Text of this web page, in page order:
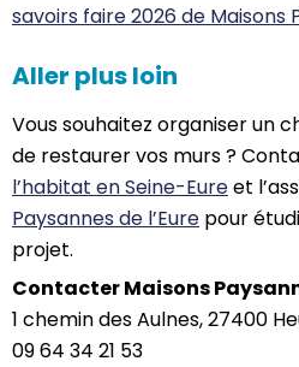
savoirs faire 2026 de Maisons
Aller plus loin
Vous souhaitez organiser un
de restaurer vos murs ?
l’habitat en Seine-Eureet
Paysannes de l’Eure pour
projet.
Contacter Maisons
1 chemin des Aulnes, 27400
09 64 34 21 53